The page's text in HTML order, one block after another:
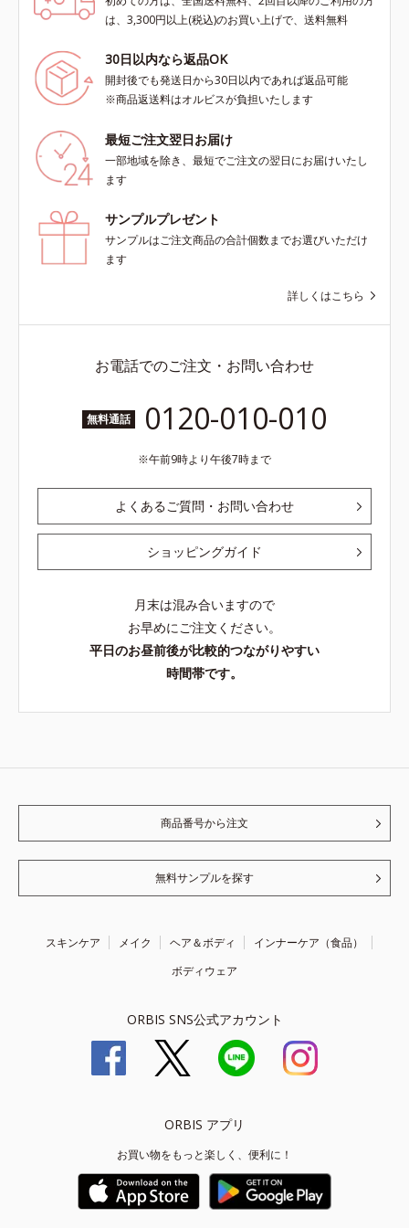
は、3,300円以上(税込)のお買い上げで、送料無料
30日以内なら返品OK
開封後でも発送日から30日以内であれば返品可能
※商品返送料はオルビスが負担いたします
最短ご注文翌日お届け
一部地域を除き、最短でご注文の翌日にお届けいたし
ます
サンプルプレゼント
サンプルはご注文商品の合計個数までお選びいただけ
ます
詳しくはこちら
お電話でのご注文・お問い合わせ
無料通話 0120-010-010
午前9時より午後7時まで
よくあるご質問・お問い合わせ
ショッピングガイド
月末は混み合いますので
お早めにご注文ください。
平日のお昼前後が比較的つながりやすい
時間帯です。
商品番号から注文
無料サンプルを探す
スキンケア メイク ヘア＆ボディ
インナーケア（食品）
ボディウェア
ORBIS SNS公式アカウント
ORBIS アプリ
お買い物をもっと楽しく、便利に！